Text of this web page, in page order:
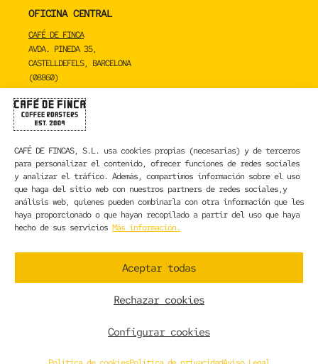
CAFÉ DE FINCAS, S.L. usa cookies propias (necesarias) y de terceros
para personalizar el contenido, ofrecer funciones de redes sociales
y analizar el tráfico. Además, compartimos información sobre el uso
que haga del sitio web con nuestros partners de redes sociales,y
análisis web, quienes pueden combinarla con otra información que les
haya proporcionado o que hayan recopilado a partir del uso que haya
hecho de sus servicios Más información.
Aceptar todas
Rechazar cookies
Configurar cookies
OFICINA CENTRAL
CAFÉ DE FINCA
AVDA. PINEDA 35,
CASTELLDEFELS, BARCELONA
(08860)
TOSTADERO
CAFÉ DE FINCA
CARRER DE LA MARE DE DÉU DE NÚRIA 23C,
SANT BOI DE LLOBREGAT, BARCELONA
(08830)
CONTACTA CON NOSOTROS
CONDICIONES GENERALES DE CONTRATACIÓN